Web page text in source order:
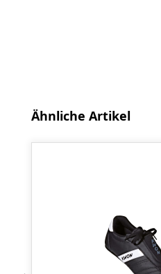
Produktgalerie überspringen
Ähnliche Artikel